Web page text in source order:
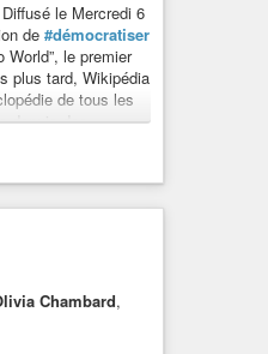
le Mercredi 6
de #démocratiser
World”, le premier
plus tard, Wikipédia
de tous les
depuis des
qu’a connu le
ce un projet à
Chambard,